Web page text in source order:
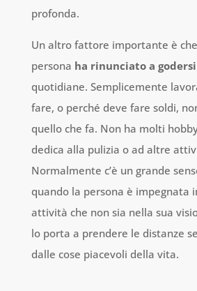
profonda.
Un altro fattore importante è
persona ha rinunciato a godersi
quotidiane. Semplicemente
fare, o perché deve fare soldi,
quello che fa. Non ha molti
dedica alla pulizia o ad altre
Normalmente c’è un grande
quando la persona è impegnata
attività che non sia nella sua
lo porta a prendere le distanze
dalle cose piacevoli della vita.